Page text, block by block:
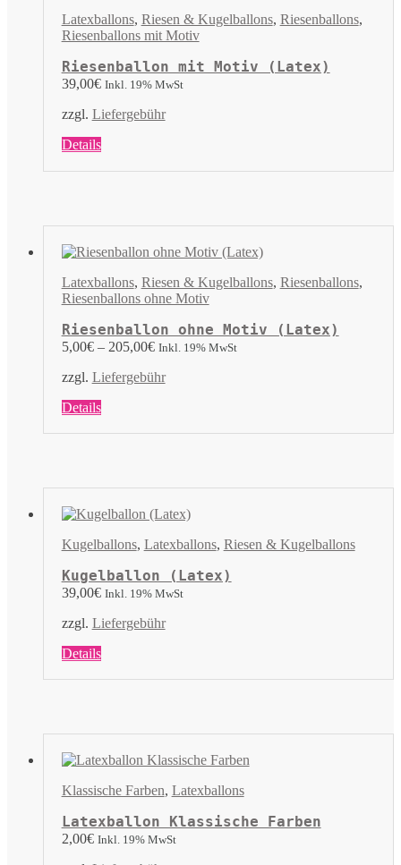
Latexballons, Riesen & Kugelballons, Riesenballons,
Riesenballons mit Motiv
Riesenballon mit Motiv (Latex)
39,00€ Inkl. 19% MwSt
zzgl. Liefergebühr
DetailsDieses
weist
auf.
Optionen
auf
der
Produktseite
gewählt
werden
Latexballons, Riesen & Kugelballons, Riesenballons,
Riesenballons ohne Motiv
Riesenballon ohne Motiv (Latex)
5,00€– 205,00€ Inkl. 19% MwSt
zzgl. Liefergebühr
DetailsDieses
weist
auf.
Optionen
auf
der
Produktseite
gewählt
werden
Kugelballons, Latexballons, Riesen & Kugelballons
Kugelballon (Latex)
39,00€ Inkl. 19% MwSt
zzgl. Liefergebühr
DetailsDieses
weist
auf.
Optionen
auf
der
Produktseite
gewählt
werden
Klassische Farben, Latexballons
Latexballon Klassische Farben
2,00€ Inkl. 19% MwSt